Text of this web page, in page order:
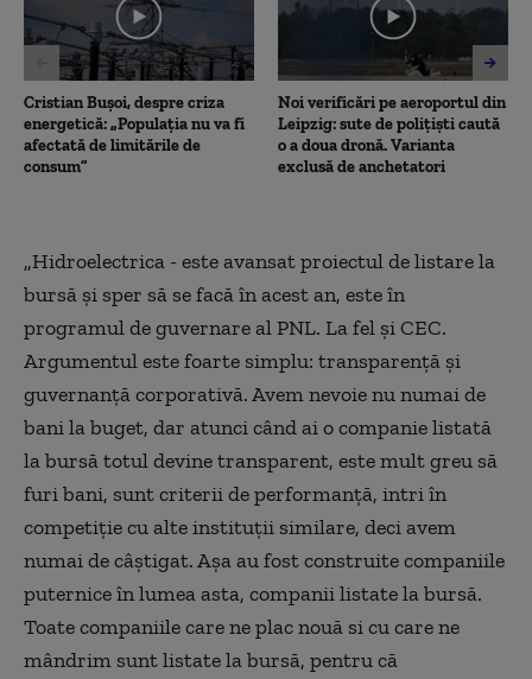
seconds
Cristian Bușoi, despre criza
energetică: „Populația nu va fi
afectată de limitările de
consum”
Noi verificări pe aeroportul din
Leipzig: sute de polițiști caută
o a doua dronă. Varianta
exclusă de anchetatori
„Hidroelectrica - este avansat proiectul de listare la
bursă şi sper să se facă în acest an, este în
programul de guvernare al PNL. La fel şi CEC.
Argumentul este foarte simplu: transparenţă şi
guvernanţă corporativă. Avem nevoie nu numai de
bani la buget, dar atunci când ai o companie listată
la bursă totul devine transparent, este mult greu să
furi bani, sunt criterii de performanţă, intri în
competiţie cu alte instituţii similare, deci avem
numai de câştigat. Aşa au fost construite companiile
puternice în lumea asta, companii listate la bursă.
Toate companiile care ne plac nouă si cu care ne
mândrim sunt listate la bursă, pentru că